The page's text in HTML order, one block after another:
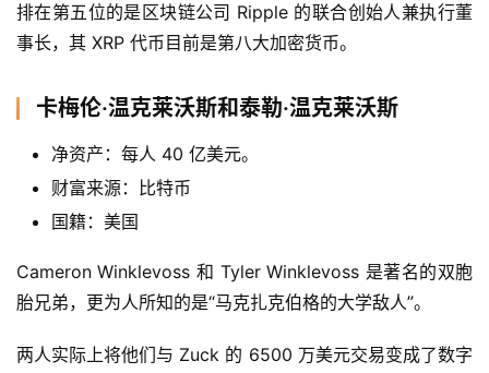
排在第五位的是区块链公司 Ripple 的联合创始人兼执行董
事长，其 XRP 代币目前是第八大加密货币。
卡梅伦·温克莱沃斯和泰勒·温克莱沃斯
净资产：每人 40 亿美元。
财富来源：比特币
国籍：美国
Cameron Winklevoss 和 Tyler Winklevoss 是著名的双胞
胎兄弟，更为人所知的是“马克扎克伯格的大学敌人”。
两人实际上将他们与 Zuck 的 6500 万美元交易变成了数字